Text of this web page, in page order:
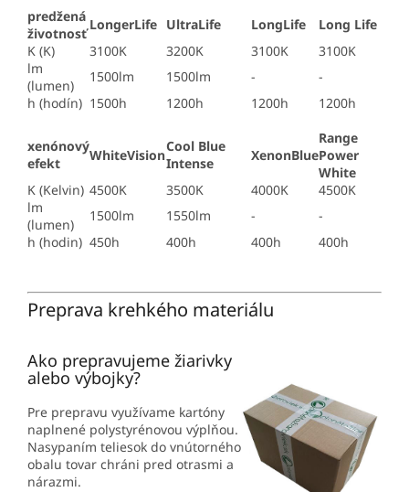
predžená
životnosť
LongerLife UltraLife LongLife
Long Life
K (K)
3100K 3200K 3100K
3100K
lm
(lumen)
1500lm 1500lm -
-
h (hodín) 1500h 1200h 1200h 1200h
xenónový
efekt
WhiteVision
Cool Blue
Intense
XenonBlue
Range
Power
White
K (Kelvin) 4500K 3500K 4000K
4500K
lm
(lumen)
1500lm 1550lm -
-
h (hodin) 450h 400h 400h 400h
Preprava krehkého materiálu
Ako prepravujeme žiarivky
alebo výbojky?
Pre prepravu využívame kartóny
naplnené polystyrénovou výplňou.
Nasypaním teliesok do vnútorného
obalu tovar chráni pred otrasmi a
nárazmi.